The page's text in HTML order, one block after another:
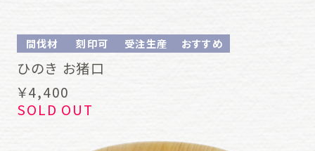
間伐材 刻印可 受注生産 おすすめ
ひのき お猪口
￥4,400
SOLD OUT